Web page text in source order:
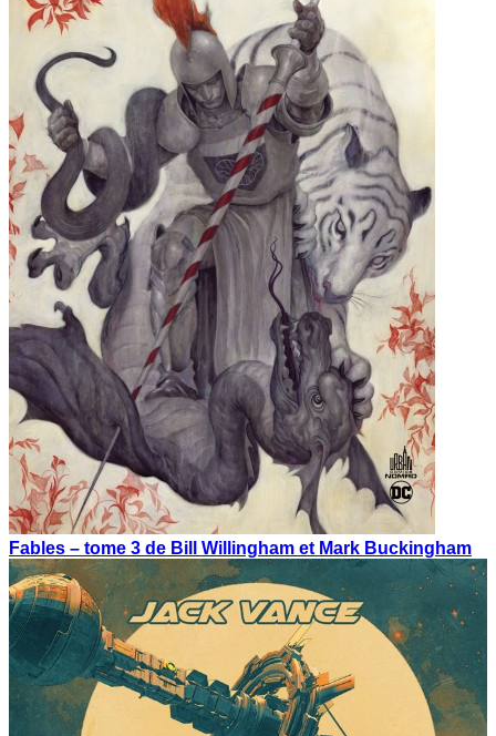
Fables – tome 3 de Bill Willingham et Mark Buckingham